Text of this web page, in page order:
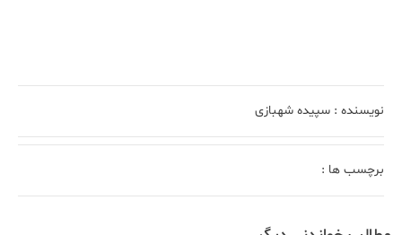
نویسنده : سپیده شهبازی
برچسب ها :